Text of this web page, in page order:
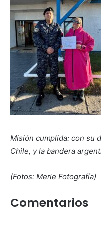
Misión cumplida: con su
Chile, y la bandera
(Fotos: Merle Fotografía)
Comentarios